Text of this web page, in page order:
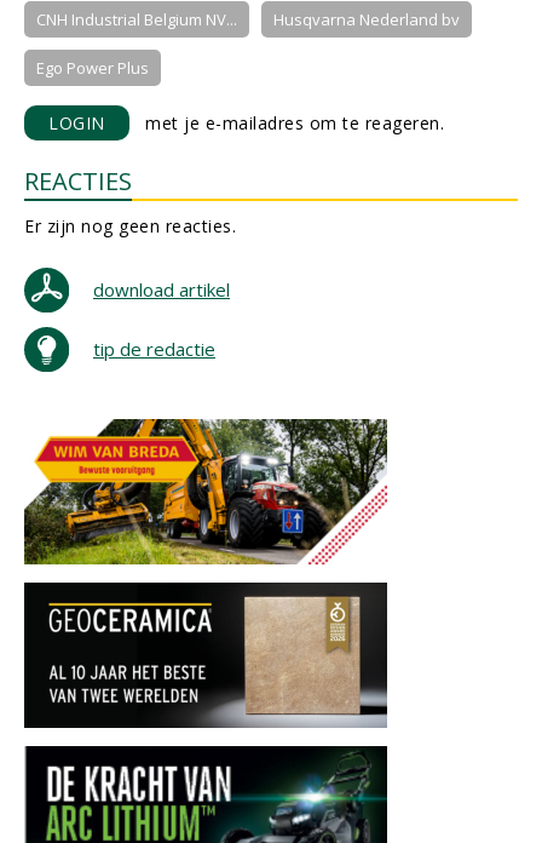
CNH Industrial Belgium NV... Husqvarna Nederland bv
Ego Power Plus
LOGIN met je e-mailadres om te reageren.
REACTIES
Er zijn nog geen reacties.
download artikel
tip de redactie